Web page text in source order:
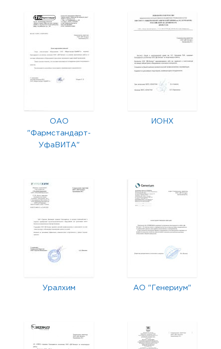
ОАО
"Фармстандарт-
УфаВИТА"
ИОНХ
Уралхим АО "Генериум"